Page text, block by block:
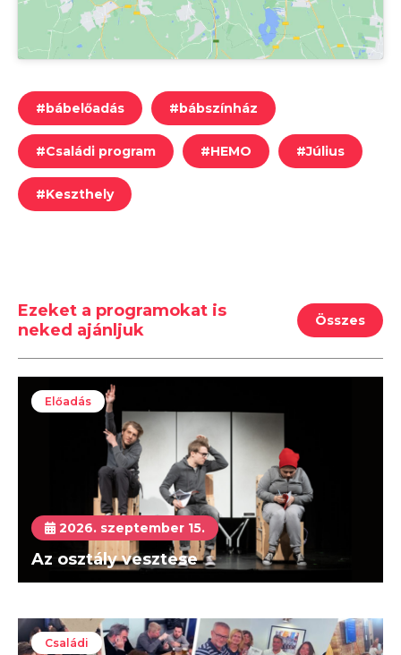
#bábelőadás #bábszínház
#Családi program #HEMO #Július
#Keszthely
Ezeket a programokat is
neked ajánljuk
Összes
Előadás
2026. szeptember 15.
Az osztály vesztese
Családi